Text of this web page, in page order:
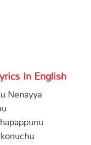
In English
Nenayya